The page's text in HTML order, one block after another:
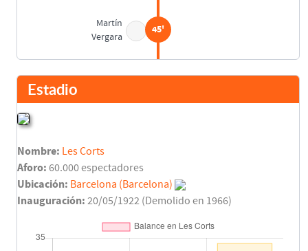
Martín
Vergara
45'
Martín 46'
Raich 64'
Mundo Suárez
Estadio
Nombre: Les Corts
Aforo: 60.000 espectadores
Ubicación: Barcelona (Barcelona)
Inauguración: 20/05/1922 (Demolido en 1966)